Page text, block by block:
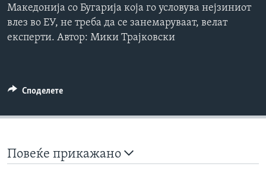
Македонија со Бугарија која го условува нејзиниот
влез во ЕУ, не треба да се занемаруваат, велат
експерти. Автор: Мики Трајковски
Споделете
Повеќе прикажано